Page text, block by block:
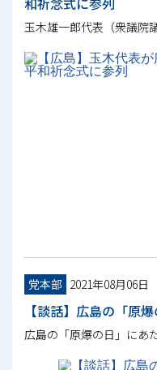
玉木雄一郎代表（衆議院
党本部 2021年08月06日
【談話】広島の「原
広島の「原爆の日」にあ